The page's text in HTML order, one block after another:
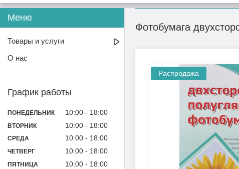
Фотобумага
Распродажа
Товары и услуги
О нас
График работы
ПОНЕДЕЛЬНИК 10:00 18:00
ВТОРНИК 10:00 18:00
СРЕДА 10:00 18:00
ЧЕТВЕРГ 10:00 18:00
ПЯТНИЦА 10:00 18:00